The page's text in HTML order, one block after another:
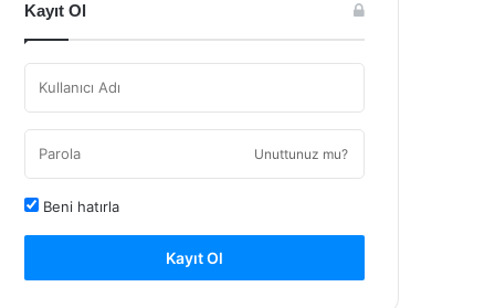
Kayıt Ol
Unuttunuz mu?
Beni hatırla
Kayıt Ol